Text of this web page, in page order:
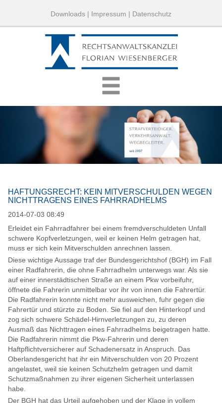
Downloads | Impressum | Datenschutz
HAFTUNGSRECHT: KEIN MITVERSCHULDEN WEGEN
NICHTTRAGENS EINES FAHRRADHELMS
2014-07-03 08:49
Erleidet ein Fahrradfahrer bei einem fremdverschuldeten Unfall
schwere Kopfverletzungen, weil er keinen Helm getragen hat,
muss er sich kein Mitverschulden anrechnen lassen.
Diese wichtige Aussage traf der Bundesgerichtshof (BGH) im Fall
einer Radfahrerin, die ohne Fahrradhelm unterwegs war. Als sie
auf einer innerstädtischen Straße an einem Pkw vorbeifuhr,
öffnete die Fahrerin unmittelbar vor ihr von innen die Fahrertür.
Die Radfahrerin konnte nicht mehr ausweichen, fuhr gegen die
Fahrertür und stürzte zu Boden. Sie fiel auf den Hinterkopf und
zog sich schwere Schädel-Hirnverletzungen zu, zu deren
Ausmaß das Nichttragen eines Fahrradhelms beigetragen hatte.
Die Radfahrerin nimmt die Pkw-Fahrerin und deren
Haftpflichtversicherer auf Schadenersatz in Anspruch. Das
Oberlandesgericht hat ihr ein Mitverschulden von 20 Prozent
angelastet, weil sie keinen Schutzhelm getragen und damit
Schutzmaßnahmen zu ihrer eigenen Sicherheit unterlassen
habe.
Der BGH hat das Urteil aufgehoben und der Klage in vollem